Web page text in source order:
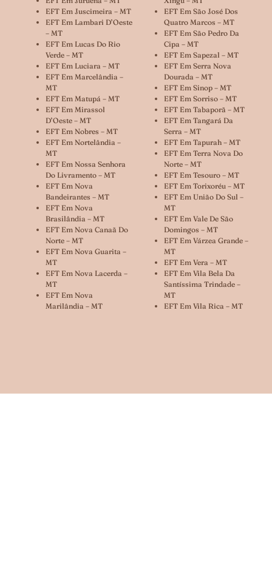
EFT Em Juscimeira – MT
EFT Em Lambari D’Oeste
– MT
EFT Em Lucas Do Rio
Verde – MT
EFT Em Luciara – MT
EFT Em Marcelândia –
MT
EFT Em Matupá – MT
EFT Em Mirassol
D’Oeste – MT
EFT Em Nobres – MT
EFT Em Nortelândia –
MT
EFT Em Nossa Senhora
Do Livramento – MT
EFT Em Nova
Bandeirantes – MT
EFT Em Nova
Brasilândia – MT
EFT Em Nova Canaã Do
Norte – MT
EFT Em Nova Guarita –
MT
EFT Em Nova Lacerda –
MT
EFT Em Nova
Marilândia – MT
EFT Em São José Dos
Quatro Marcos – MT
EFT Em São Pedro Da
Cipa – MT
EFT Em Sapezal – MT
EFT Em Serra Nova
Dourada – MT
EFT Em Sinop – MT
EFT Em Sorriso – MT
EFT Em Tabaporã – MT
EFT Em Tangará Da
Serra – MT
EFT Em Tapurah – MT
EFT Em Terra Nova Do
Norte – MT
EFT Em Tesouro – MT
EFT Em Torixoréu – MT
EFT Em União Do Sul –
MT
EFT Em Vale De São
Domingos – MT
EFT Em Várzea Grande –
MT
EFT Em Vera – MT
EFT Em Vila Bela Da
Santíssima Trindade –
MT
EFT Em Vila Rica – MT